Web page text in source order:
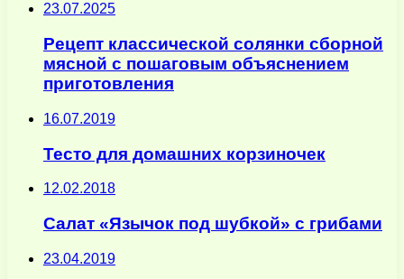
23.07.2025
Рецепт классической солянки сборной
мясной с пошаговым объяснением
приготовления
16.07.2019
Тесто для домашних корзиночек
12.02.2018
Салат «Язычок под шубкой» с грибами
23.04.2019